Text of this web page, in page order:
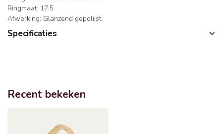
Ringmaat: 17.5
Afwerking: Glanzend gepolijst
Specificaties
Recent bekeken